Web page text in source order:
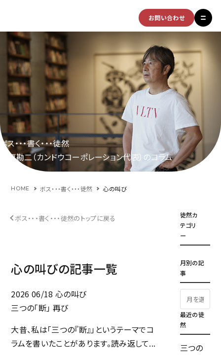
お問い合わせ
ボス・・・書く・・・徒然
福原勘二（カンドウコーポレーション代表）のコラム
HOME ボス・・・書く・・・徒然 心の叫び
ボス・・・書く・・・徒然のトップに戻る
心の叫びの記事一覧
2026 06/18 心の叫び
三つの「断」 再び
大昔、私は「三つの『断』」というテーマでコ
ラムを書いたことがあります。読み返して...
徒然カ
テゴリ
ー
月別の記
事
最近の徒
然
三つの